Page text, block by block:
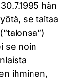
hän
se taitaa
se noin
ihminen,